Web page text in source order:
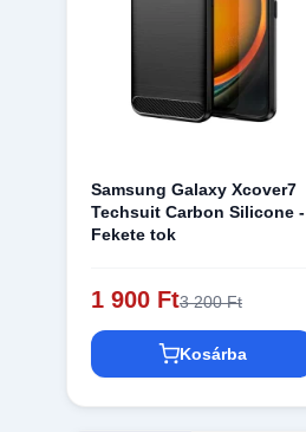
Samsung Galaxy Xcover7
Techsuit Carbon Silicone -
Fekete tok
1 900 Ft3 200 Ft
Kosárba